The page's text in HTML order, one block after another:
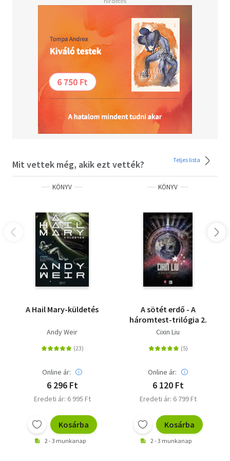
Mit vettek még, akik ezt vették? Teljes lista
KÖNYV
A Hail Mary-küldetés
Andy Weir
Online ár:
6 296 Ft
Eredeti ár: 6 995 Ft
Kosárba
2 - 3 munkanap
KÖNYV
A sötét erdő - A
háromtest-trilógia 2.
Cixin Liu
Online ár:
6 120 Ft
Eredeti ár: 6 799 Ft
Kosárba
2 - 3 munkanap